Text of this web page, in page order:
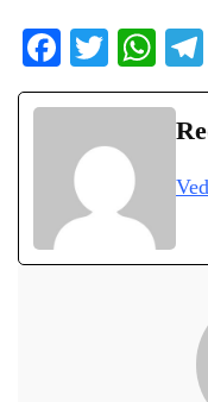
Fa
ce
ok
T
wi
r
W
ha
ts
pp